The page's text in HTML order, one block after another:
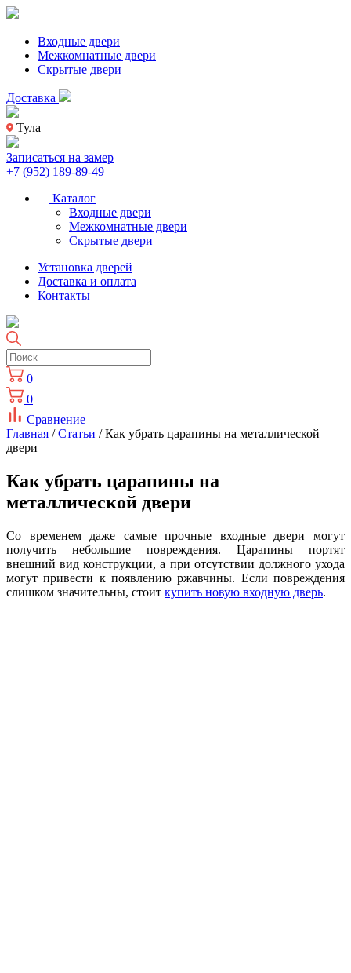
Входные двери
Межкомнатные двери
Скрытые двери
Доставка
Тула
Записаться на замер
+7 (952) 189-89-49
Каталог
Входные двери
Межкомнатные двери
Скрытые двери
Установка дверей
Доставка и оплата
Контакты
0
0
Сравнение
Главная /Статьи / Как убрать царапины на металлической
двери
Как убрать царапины на
металлической двери
Со временем даже самые прочные входные двери могут
получить небольшие повреждения. Царапины портят
внешний вид конструкции, а при отсутствии должного ухода
могут привести к появлению ржавчины. Если повреждения
слишком значительны, стоит купить новую входную дверь.